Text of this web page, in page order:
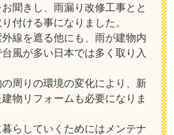
聞きし、雨漏り改修工事とと
付ける事になりました。
線を遮る他にも、雨が建物内
風が多い日本では多く取り入
周りの環境の変化により、新
物リフォームも必要になりま
らしていくためにはメンテナ